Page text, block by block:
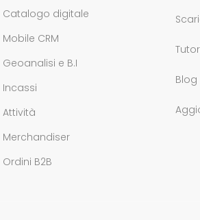
Catalogo digitale
Mobile CRM
Geoanalisi e B.I
Incassi
Attività
Merchandiser
Ordini B2B
Blog